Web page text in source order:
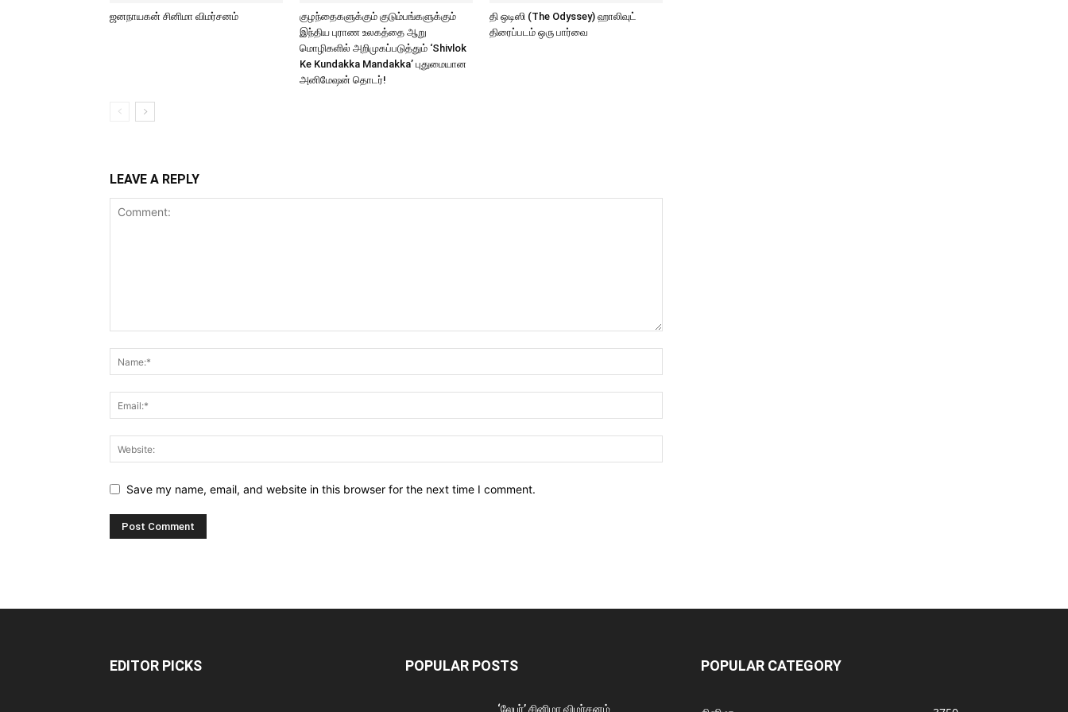
ஜனநாயகன் சினிமா விமர்சனம்
குழந்தைகளுக்கும் குடும்பங்களுக்கும்
இந்திய புராண உலகத்தை ஆறு
மொழிகளில் அறிமுகப்படுத்தும் ‘Shivlok
Ke Kundakka Mandakka’ புதுமையான
அனிமேஷன் தொடர்!
தி ஒடிஸி (The Odyssey) ஹாலிவுட்
திரைப்படம் ஒரு பார்வை
LEAVE A REPLY
Save my name, email, and website in this browser for the next time I comment.
EDITOR PICKS POPULAR POSTS
‘லேபர்’ சினிமா விமர்சனம்
POPULAR CATEGORY